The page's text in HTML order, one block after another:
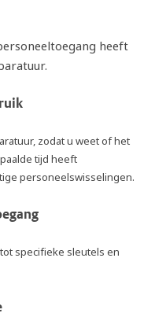
heeft
zodat u weet of het
tijd heeft
personeelswisselingen.
specifieke sleutels en